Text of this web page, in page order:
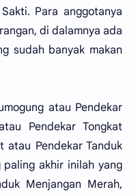
Para anggotanya
di dalamnya ada
sudah banyak makan
atau Pendekar
Pendekar Tongkat
atau Pendekar Tanduk
paling akhir inilah yang
Menjangan Merah,